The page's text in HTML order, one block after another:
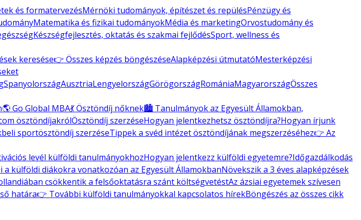
és formatervezésMérnöki tudományok, építészet és repülésPénzügy és
Matematika és fizikai tudományokMédia és marketingOrvostudomány és
Készségfejlesztés, oktatás és szakmai fejlődésSport, wellness és
keresése👉 Összes képzés böngészéseAlapképzési útmutatóMesterképzési
SpanyolországAusztriaLengyelországGörögországRomániaMagyarországÖsszes
🌎 Go Global MBA💃 Ösztöndíj nőknek🏙️ Tanulmányok az Egyesült Államokban,
ösztöndíjakrólÖsztöndíj szerzéseHogyan jelentkezhetsz ösztöndíjra?Hogyan írjunk
sportösztöndíj szerzéseTippek a svéd intézet ösztöndíjának megszerzéséhez👉 Az
levél külföldi tanulmányokhozHogyan jelentkezz külföldi egyetemre?Időgazdálkodás
a külföldi diákokra vonatkozóan az Egyesült ÁllamokbanNövekszik a 3 éves alapképzések
csökkentik a felsőoktatásra szánt költségvetéstAz ázsiai egyetemek szívesen
határa👉 További külföldi tanulmányokkal kapcsolatos hírekBöngészés az összes cikk